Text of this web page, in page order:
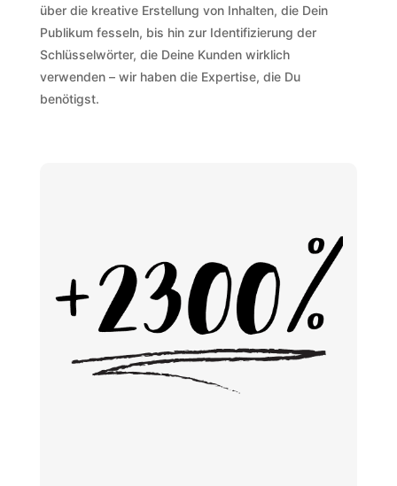
über die kreative Erstellung von Inhalten, die Dein
Publikum fesseln, bis hin zur Identifizierung der
Schlüsselwörter, die Deine Kunden wirklich
verwenden – wir haben die Expertise, die Du
benötigst.